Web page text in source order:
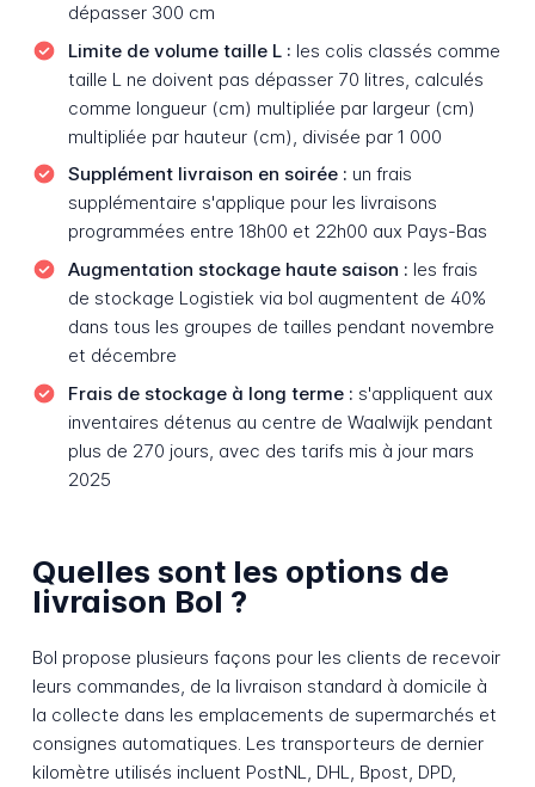
dépasser 300 cm
Limite de volume taille L : les colis classés comme
taille L ne doivent pas dépasser 70 litres, calculés
comme longueur (cm) multipliée par largeur (cm)
multipliée par hauteur (cm), divisée par 1 000
Supplément livraison en soirée : un frais
supplémentaire s'applique pour les livraisons
programmées entre 18h00 et 22h00 aux Pays-Bas
Augmentation stockage haute saison : les frais
de stockage Logistiek via bol augmentent de 40%
dans tous les groupes de tailles pendant novembre
et décembre
Frais de stockage à long terme : s'appliquent aux
inventaires détenus au centre de Waalwijk pendant
plus de 270 jours, avec des tarifs mis à jour mars
2025
Quelles sont les options de
livraison Bol ?
Bol propose plusieurs façons pour les clients de recevoir
leurs commandes, de la livraison standard à domicile à
la collecte dans les emplacements de supermarchés et
consignes automatiques. Les transporteurs de dernier
kilomètre utilisés incluent PostNL, DHL, Bpost, DPD,